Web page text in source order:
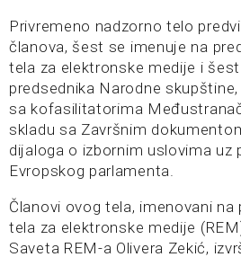
Privremeno nadzorno telo
članova, šest se imenuje na
tela za elektronske medije i
predsednika Narodne
sa kofasilitatorima
skladu sa Završnim
dijaloga o izbornim uslovima uz
Evropskog parlamenta.
Članovi ovog tela, imenovani na
tela za elektronske medije
Saveta REM-a Olivera Zekić,